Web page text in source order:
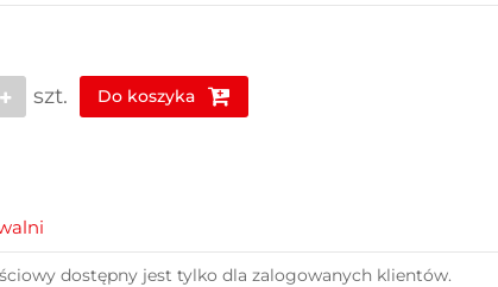
szt. Do koszyka
dostępny jest tylko dla zalogowanych klientów.